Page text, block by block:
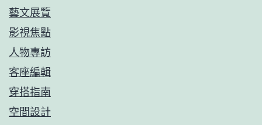
藝文展覽
影視焦點
人物專訪
客座編輯
穿搭指南
空間設計